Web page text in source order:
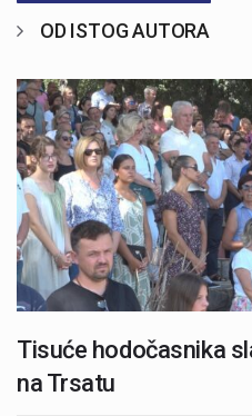
OD ISTOG AUTORA
Tisuće hodočasnika
na Trsatu